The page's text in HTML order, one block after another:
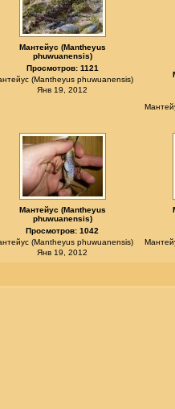
Мантейус (Mantheyus
phuwuanensis)
Просмотров: 1121
(Mantheyus phuwuanensis)
Янв 19, 2012
Мантейус (Mantheyus
phuwuanensis)
Просмотров: 1042
(Mantheyus phuwuanensis)
Янв 19, 2012